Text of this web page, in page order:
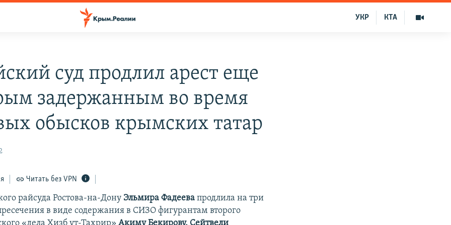
КТА
УКР
суд продлил арест еще
задержанным во время
обысков крымских татар
Читать без VPN
райсуда Ростова-на-Дону Эльмира Фадеевапродлила на три
в виде содержания в СИЗО фигурантам второго